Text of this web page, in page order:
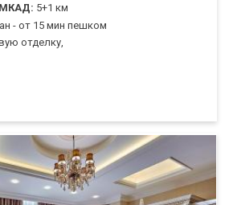
МКАД: 5+1 км
- от 15 мин пешком
отделку,